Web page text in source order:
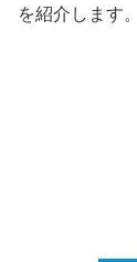
を紹介します。